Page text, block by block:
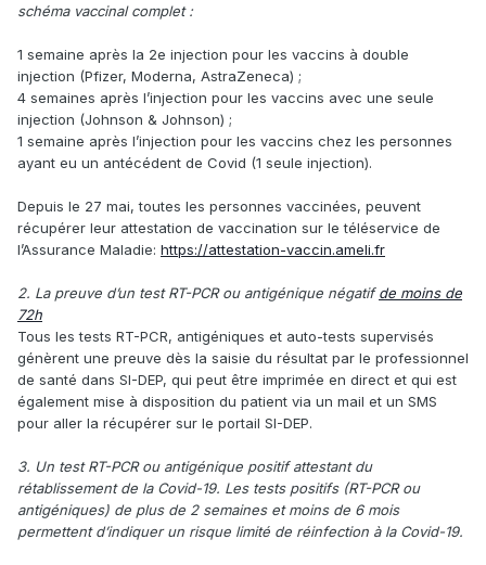
schéma vaccinal complet :
1 semaine après la 2e injection pour les vaccins à double
injection (Pfizer, Moderna, AstraZeneca) ;
4 semaines après l’injection pour les vaccins avec une seule
injection (Johnson & Johnson) ;
1 semaine après l’injection pour les vaccins chez les personnes
ayant eu un antécédent de Covid (1 seule injection).
Depuis le 27 mai, toutes les personnes vaccinées, peuvent
récupérer leur attestation de vaccination sur le téléservice de
l’Assurance Maladie: https://attestation-vaccin.ameli.fr
2. La preuve d’un test RT-PCR ou antigénique négatifde moins de
72h
Tous les tests RT-PCR, antigéniques et auto-tests supervisés
génèrent une preuve dès la saisie du résultat par le professionnel
de santé dans SI-DEP, qui peut être imprimée en direct et qui est
également mise à disposition du patient via un mail et un SMS
pour aller la récupérer sur le portail SI-DEP.
3. Un test RT-PCR ou antigénique positif attestant du
rétablissement de la Covid-19. Les tests positifs (RT-PCR ou
antigéniques) de plus de 2 semaines et moins de 6 mois
permettent d’indiquer un risque limité de réinfection à la Covid-19.